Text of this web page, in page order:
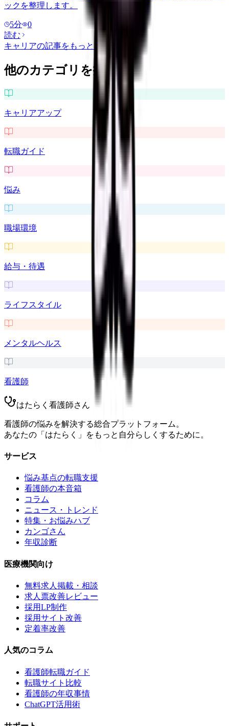
ックを整理します。
5分
0
読む
キャリアの記事をもっと見る
他のカテゴリを探す
キャリアアップ
転職ガイド
悩み
職場環境
給与・待遇
ライフスタイル
メンタルヘルス
看護師
はたらく看護師さん
看護師の悩みを解決する総合プラットフォーム。
あなたの「はたらく」をもっと自分らしくするために。
サービス
悩み基点の転職支援
看護師の本音箱
コラム
ニュース・トレンド
特集・お悩みハブ
カンゴさん
年収診断
医療機関向け
無料求人掲載・相談
求人票改善レビュー
採用LP制作
採用サイト改善
定着率改善
人気のコラム
看護師転職ガイド
転職サイト比較
看護師の年収事情
ChatGPT活用術